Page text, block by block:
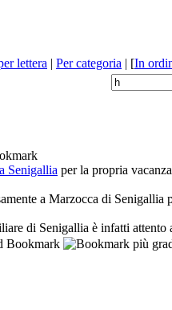
lettera | Per categoria | [In
Senigallia per la propria
a Marzocca di
di Senigallia è infatti